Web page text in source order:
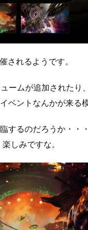
されるようです。
ームが追加されたり
ベントなんかが来る模
するのだろうか・・・
しみですな。